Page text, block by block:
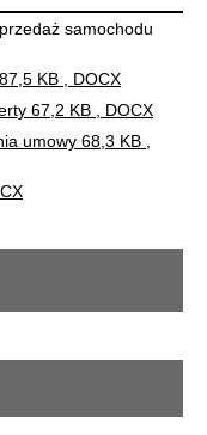
samochodu
87,5 KB
, DOCX
67,2 KB
, DOCX
umowy 68,3 KB